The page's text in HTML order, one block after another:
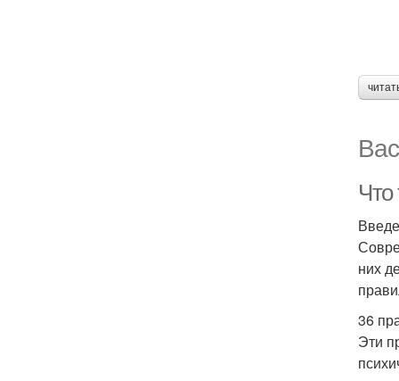
Что
них
36
Эти